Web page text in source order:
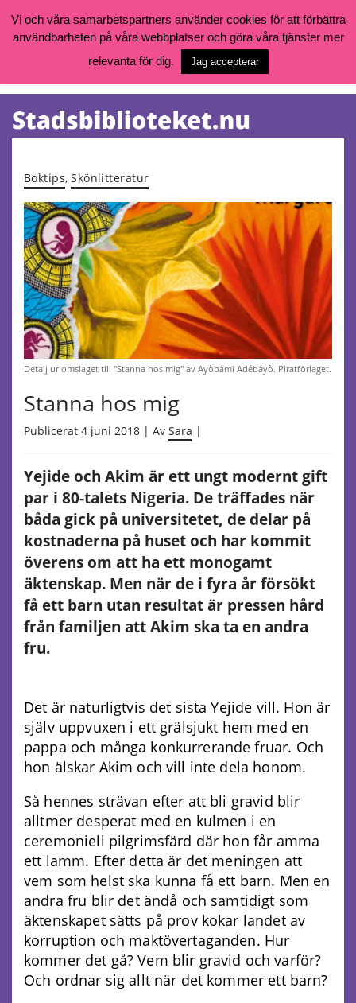
Vill du söka böcker, logga in på ditt bibliotekskonto eller nå övriga
goteborg.se/bibliotek
Öppettider, katalog och kontakt
Tjänster
Boktips,Skönlitteratur
Detalj ur omslaget till "Stanna hos mig" av Ayòbámi Adébáyò. Piratförlaget.
Stanna hos mig
Publicerat 4 juni 2018 | Av Sara |
Yejide och Akim är ett ungt modernt gift
par i 80-talets Nigeria. De träffades när
båda gick på universitetet, de delar på
kostnaderna på huset och har kommit
överens om att ha ett monogamt
äktenskap. Men när de i fyra år försökt
få ett barn utan resultat är pressen hård
från familjen att Akim ska ta en andra
fru.
Det är naturligtvis det sista Yejide vill. Hon är
själv uppvuxen i ett grälsjukt hem med en
pappa och många konkurrerande fruar. Och
hon älskar Akim och vill inte dela honom.
Så hennes strävan efter att bli gravid blir
alltmer desperat med en kulmen i en
ceremoniell pilgrimsfärd där hon får amma
ett lamm. Efter detta är det meningen att
vem som helst ska kunna få ett barn. Men en
andra fru blir det ändå och samtidigt som
äktenskapet sätts på prov kokar landet av
korruption och maktövertaganden. Hur
kommer det gå? Vem blir gravid och varför?
Och ordnar sig allt när det kommer ett barn?
Vi och våra samarbetspartners använder cookies för att förbättra
användbarheten på våra webbplatser och göra våra tjänster mer
relevanta för dig.
Jag accepterar